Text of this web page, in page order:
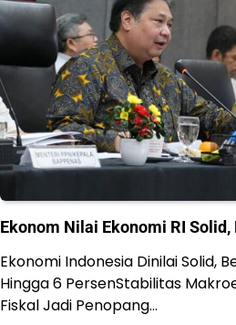
Ekonom Nilai Ekonomi RI
Ekonomi Indonesia Dinilai Solid,
Hingga 6 PersenStabilitas
Fiskal Jadi Penopang…